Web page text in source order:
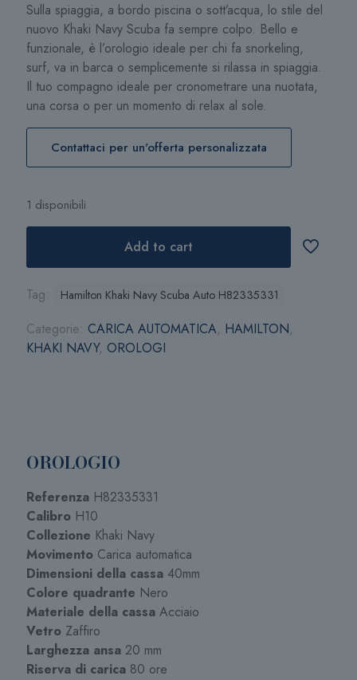
Sulla spiaggia, a bordo piscina o sott’acqua, lo stile del
nuovo Khaki Navy Scuba fa sempre colpo. Bello e
funzionale, è l’orologio ideale per chi fa snorkeling,
surf, va in barca o semplicemente si rilassa in spiaggia.
Il tuo compagno ideale per cronometrare una nuotata,
una corsa o per un momento di relax al sole.
Contattaci per un'offerta personalizzata
1 disponibili
Add to cart
Tag: Hamilton Khaki Navy Scuba Auto H82335331
Categorie: CARICA AUTOMATICA, HAMILTON,
KHAKI NAVY, OROLOGI
OROLOGIO
Referenza H82335331
Calibro H10
Collezione Khaki Navy
Movimento Carica automatica
Dimensioni della cassa 40mm
Colore quadrante Nero
Materiale della cassa Acciaio
Vetro Zaffiro
Larghezza ansa 20 mm
Riserva di carica 80 ore